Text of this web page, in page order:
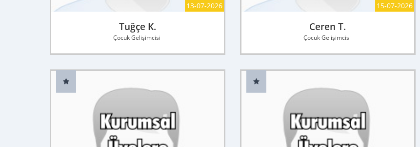
13-07-2026
Tuğçe K.
Çocuk Gelişimcisi
15-07-2026
Ceren T.
Çocuk Gelişimcisi